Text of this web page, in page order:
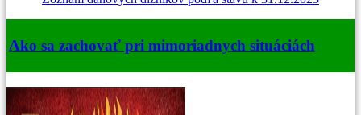
Ako sa zachovať pri mimoriadnych situáciách